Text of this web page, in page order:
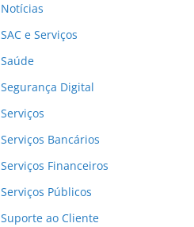
Notícias
SAC e Serviços
Saúde
Segurança Digital
Serviços
Serviços Bancários
Serviços Financeiros
Serviços Públicos
Suporte ao Cliente